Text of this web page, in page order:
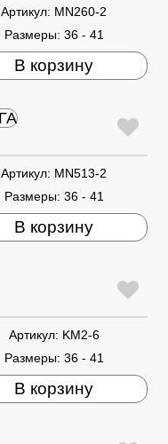
Артикул: MN260-2
Размеры: 36 - 41
В корзину
Артикул: MN513-2
Размеры: 36 - 41
В корзину
Артикул: KM2-6
Размеры: 36 - 41
В корзину